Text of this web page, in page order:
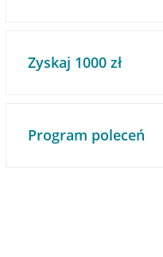
Zyskaj 1000 zł
Program poleceń